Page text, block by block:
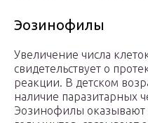
Эозинофилы
Увеличение числа
свидетельствует о
реакции. В детском
наличие паразитарных
Эозинофилы оказывают